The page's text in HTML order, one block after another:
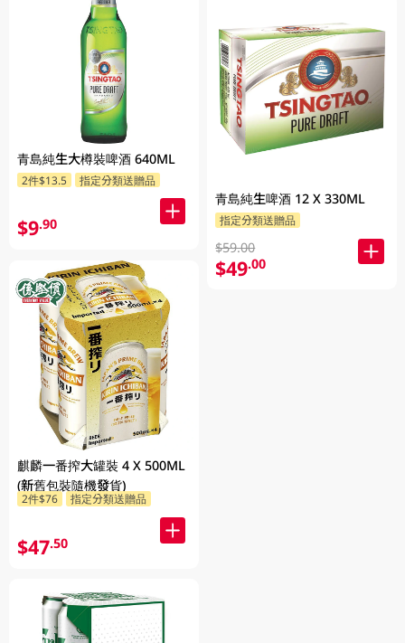
青島純生大樽裝啤酒 640ML
2件$13.5 指定分類送贈品
$9.90
麒麟一番搾大罐裝 4 X 500ML
(新舊包裝隨機發貨)
2件$76 指定分類送贈品
$47.50
青島純生啤酒 12 X 330ML
指定分類送贈品
$59.00
$49.00